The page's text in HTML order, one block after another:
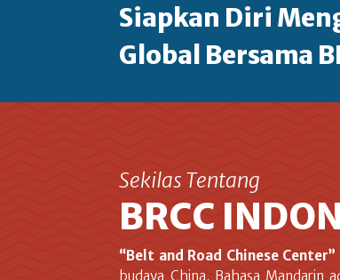
Siapkan Diri
Global Bersama
Sekilas Tentang
BRCC
“Belt and Road Chinese Center”
budaya China. Bahasa Mandarin